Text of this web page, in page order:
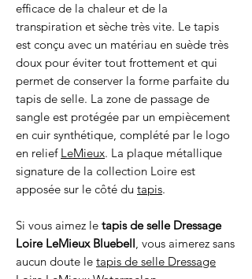
efficace de la chaleur et de la
transpiration et sèche très vite. Le tapis
est conçu avec un matériau en suède très
doux pour éviter tout frottement et qui
permet de conserver la forme parfaite du
tapis de selle. La zone de passage de
sangle est protégée par un empiècement
en cuir synthétique, complété par le logo
en relief LeMieux. La plaque métallique
signature de la collection Loire est
apposée sur le côté du tapis.
Si vous aimez le tapis de selle Dressage
Loire LeMieux Bluebell, vous aimerez sans
aucun doute le tapis de selle Dressage